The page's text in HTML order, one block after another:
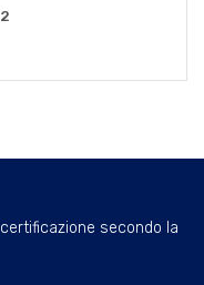
secondo la